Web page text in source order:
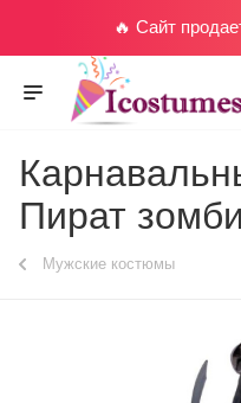
🔥 Сайт
Пират
Мужские костюмы